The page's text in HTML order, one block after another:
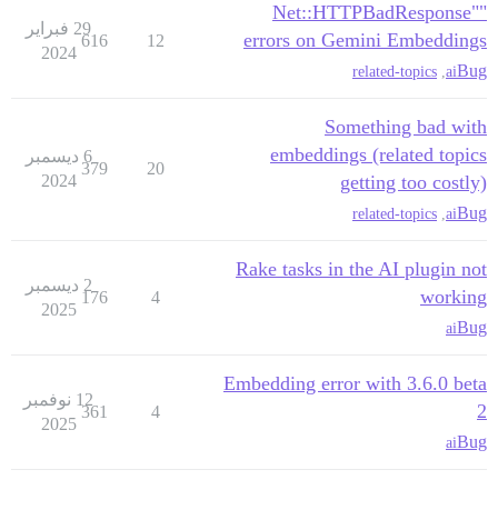
"Net::HTTPBadResponse"
errors on Gemini Embeddings
Bug
ai
related-topics
12
616
29 فبراير
2024
Something bad with
embeddings (related topics
getting too costly)
Bug
ai
related-topics
20
379
6 ديسمبر
2024
Rake tasks in the AI plugin not
working
Bug
ai
4
176
2 ديسمبر
2025
Embedding error with 3.6.0 beta
2
Bug
ai
4
361
12 نوفمبر
2025